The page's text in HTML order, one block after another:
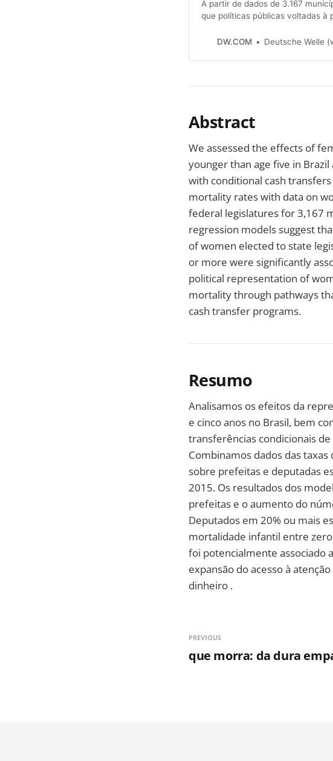
A partir de dados de 3.167
que políticas públicas voltadas à
seu espectro político.
DW.COM Deutsche Welle
Abstract
We assessed the effects of
younger than age five in
with conditional cash
mortality rates with data on
federal legislatures for 3,167
regression models suggest
of women elected to state
or more were significantly
political representation of
mortality through pathways
cash transfer programs.
Resumo
Analisamos os efeitos da
e cinco anos no Brasil, bem
transferências condicionais
Combinamos dados das
sobre prefeitas e deputadas
2015. Os resultados dos
prefeitas e o aumento do
Deputados em 20% ou mais
mortalidade infantil entre
foi potencialmente associado
expansão do acesso à
dinheiro .
PREVIOUS
que morra: da dura